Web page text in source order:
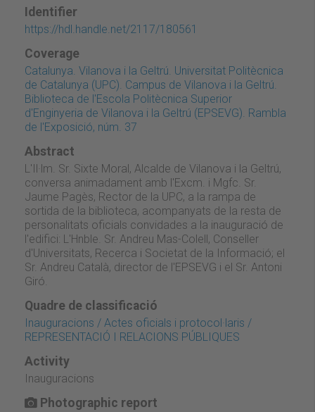
Identifier
https://hdl.handle.net/2117/180561
Coverage
Catalunya. Vilanova i la Geltrú. Universitat Politècnica
de Catalunya (UPC). Campus de Vilanova i la Geltrú.
Biblioteca de l'Escola Politècnica Superior
d'Enginyeria de Vilanova i la Geltrú (EPSEVG). Rambla
de l'Exposició, núm. 37
Abstract
L'Il·lm. Sr. Sixte Moral, Alcalde de Vilanova i la Geltrú,
conversa animadament amb l'Excm. i Mgfc. Sr.
Jaume Pagès, Rector de la UPC, a la rampa de
sortida de la biblioteca, acompanyats de la resta de
personalitats oficials convidades a la inauguració de
l'edifici: L'Hnble. Sr. Andreu Mas-Colell, Conseller
d'Universitats, Recerca i Societat de la Informació; el
Sr. Andreu Català, director de l'EPSEVG i el Sr. Antoni
Giró.
Quadre de classificació
Inauguracions / Actes oficials i protocol·laris /
REPRESENTACIÓ I RELACIONS PÚBLIQUES
Activity
Inauguracions
Photographic report